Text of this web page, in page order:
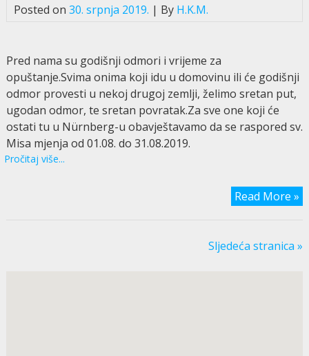
Posted on 30. srpnja 2019. | By H.K.M.
Pred nama su godišnji odmori i vrijeme za
opuštanje.Svima onima koji idu u domovinu ili će godišnji
odmor provesti u nekoj drugoj zemlji, želimo sretan put,
ugodan odmor, te sretan povratak.Za sve one koji će
ostati tu u Nürnberg-u obavještavamo da se raspored sv.
Misa mjenja od 01.08. do 31.08.2019.
Pročitaj više...
Read More »
Sljedeća stranica »